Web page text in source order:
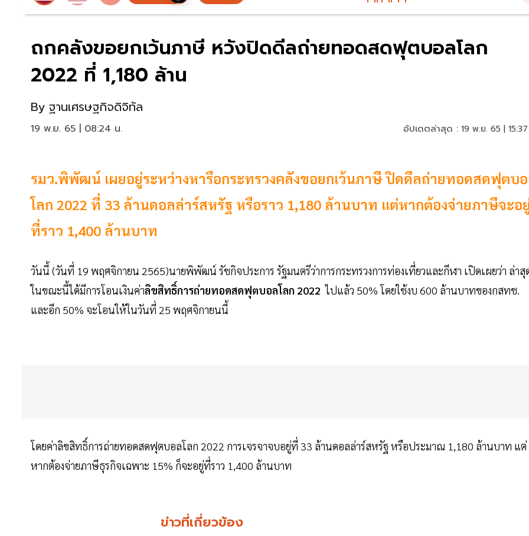
ถกคลังขอยกเว้นภาษี หวังปิดดีลถ่ายทอดสดฟุตบอลโลก
2022 ที่ 1,180 ล้าน
By ฐานเศรษฐกิจดิจิทัล
19 พ.ย. 65 | 08:24 น. อัปเดตล่าสุด : 19 พ.ย. 65 |
รมว.พิพัฒน์ เผยอยู่ระหว่างหารือกระทรวงคลังขอยกเว้นภาษี ปิดดีลถ่ายทอดสดฟุตบ
โลก 2022 ที่ 33 ล้านดอลล่าร์สหรัฐ หรือราว 1,180 ล้านบาท แต่หากต้องจ่ายภาษีจะอ
ที่ราว 1,400 ล้านบาท
วันนี้ (วันที่ 19 พฤศจิกายน 2565)นายพิพัฒน์ รัชกิจประการ รัฐมนตรีว่าการกระทรวงการท่องเที่ยวและกีฬา เปิดเผยว่า ล่าสุ
ในขณะนี้ได้มีการโอนเงินค่าลิขสิทธิ์การถ่ายทอดสดฟุตบอลโลก 2022 ไปแล้ว 50% โดยใช้งบ 600 ล้านบาทของกสทช.
และอีก 50% จะโอนให้ในวันที่ 25 พฤศจิกายนนี้
โดยค่าลิขสิทธิ์การถ่ายทอดสดฟุตบอลโลก 2022 การเจรจาจบอยู่ที่ 33 ล้านดอลล่าร์สหรัฐ หรือประมาณ 1,180 ล้านบาท แต่
หากต้องจ่ายภาษีธุรกิจเฉพาะ 15% ก็จะอยู่ที่ราว 1,400 ล้านบาท
ข่าวที่เกี่ยวข้อง